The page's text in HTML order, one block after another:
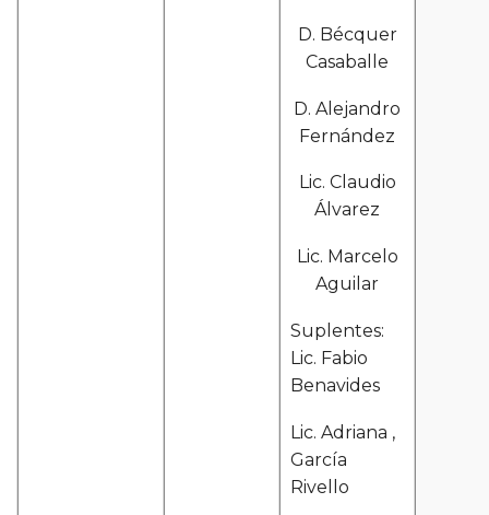
D. Bécquer
Casaballe
D. Alejandro
Fernández
Lic. Claudio
Álvarez
Lic. Marcelo
Aguilar
Suplentes:
Lic. Fabio
Benavides
Lic. Adriana ,
García
Rivello